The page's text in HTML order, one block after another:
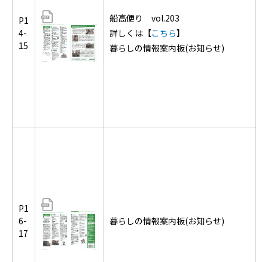
P1
4-
15
船高便り vol.203
詳しくは【こちら】
暮らしの情報案内板(お知らせ)
P1
6-
17
暮らしの情報案内板(お知らせ)